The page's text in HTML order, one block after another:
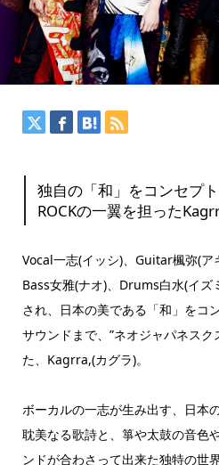
独自の「和」をコンセプ
ROCKの一翼を担った
Vocal一志(イッシ)、Guitar楓弥(ア
Bass女雅(ナオ)、Drums白水(イ
され、日本の美である「和」をコ
サウンドまで、”ネオジャパネスク
た、Kagrra,(カグラ)。
ボーカルの一志が生み出す、日本
耽美なる歌詩と、箏や太鼓の音色
ンドが合わさって出来た独特の世